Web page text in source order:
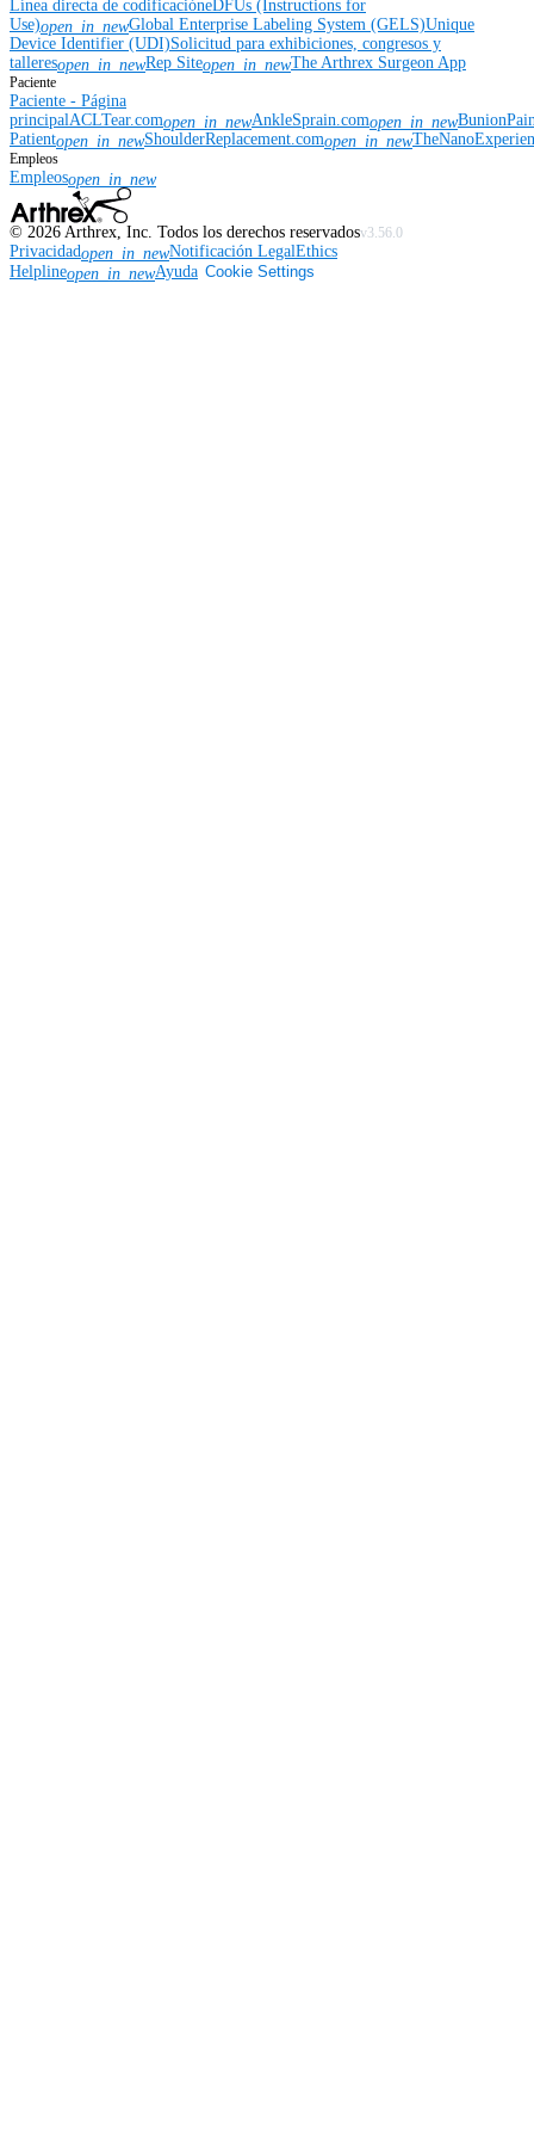
Línea directa de codificacióneDFUs (Instructions for
Use)open_in_newGlobal Enterprise Labeling System (GELS)Unique
Device Identifier (UDI)Solicitud para exhibiciones, congresos y
talleresopen_in_newRep Siteopen_in_newThe Arthrex Surgeon App
Paciente
Paciente - Página
principalACLTear.comopen_in_newAnkleSprain.comopen_in_new
Patientopen_in_newShoulderReplacement.comopen_in_new
Empleos
Empleosopen_in_new
© 2026 Arthrex, Inc. Todos los derechos reservadosv3.56.0
Privacidadopen_in_newNotificación LegalEthics
Helplineopen_in_newAyuda Cookie Settings